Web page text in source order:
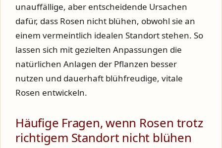
unauffällige, aber entscheidende Ursachen
dafür, dass Rosen nicht blühen, obwohl sie an
einem vermeintlich idealen Standort stehen. So
lassen sich mit gezielten Anpassungen die
natürlichen Anlagen der Pflanzen besser
nutzen und dauerhaft blühfreudige, vitale
Rosen entwickeln.
Häufige Fragen, wenn Rosen trotz
richtigem Standort nicht blühen